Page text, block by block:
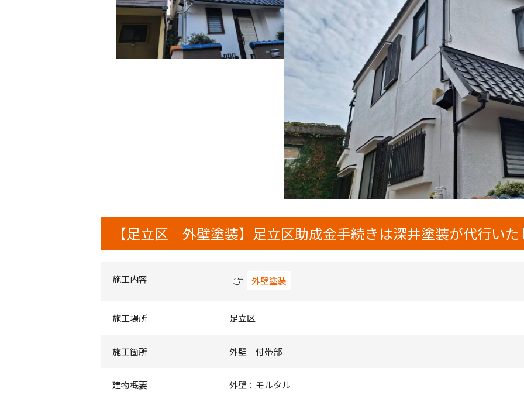
【足立区 外壁塗装】足立区助成金手続きは深井塗装が代行い
施工内容 外壁塗装
施工場所 足立区
施工箇所 外壁 付帯部
建物概要 外壁：モルタル